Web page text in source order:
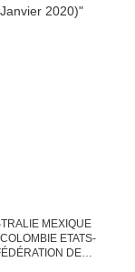
MEXIQUE
ETATS-
DE